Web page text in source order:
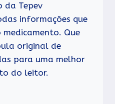
da Tepev
informações que
medicamento. Que
original de
para uma melhor
do leitor.